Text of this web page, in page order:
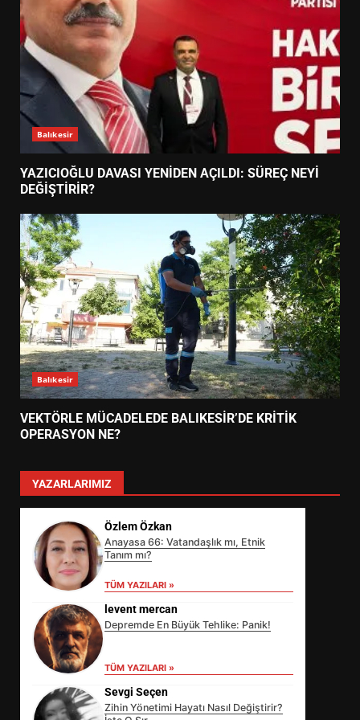
Balıkesir
YAZICIOĞLU DAVASI YENİDEN AÇILDI: SÜREÇ NEYİ
DEĞİŞTİRİR?
Balıkesir
VEKTÖRLE MÜCADELEDE BALIKESİR’DE KRİTİK
OPERASYON NE?
YAZARLARIMIZ
Özlem Özkan
Anayasa 66: Vatandaşlık mı, Etnik
Tanım mı?
TÜM YAZILARI »
levent mercan
Depremde En Büyük Tehlike: Panik!
TÜM YAZILARI »
Sevgi Seçen
Zihin Yönetimi Hayatı Nasıl Değiştirir?